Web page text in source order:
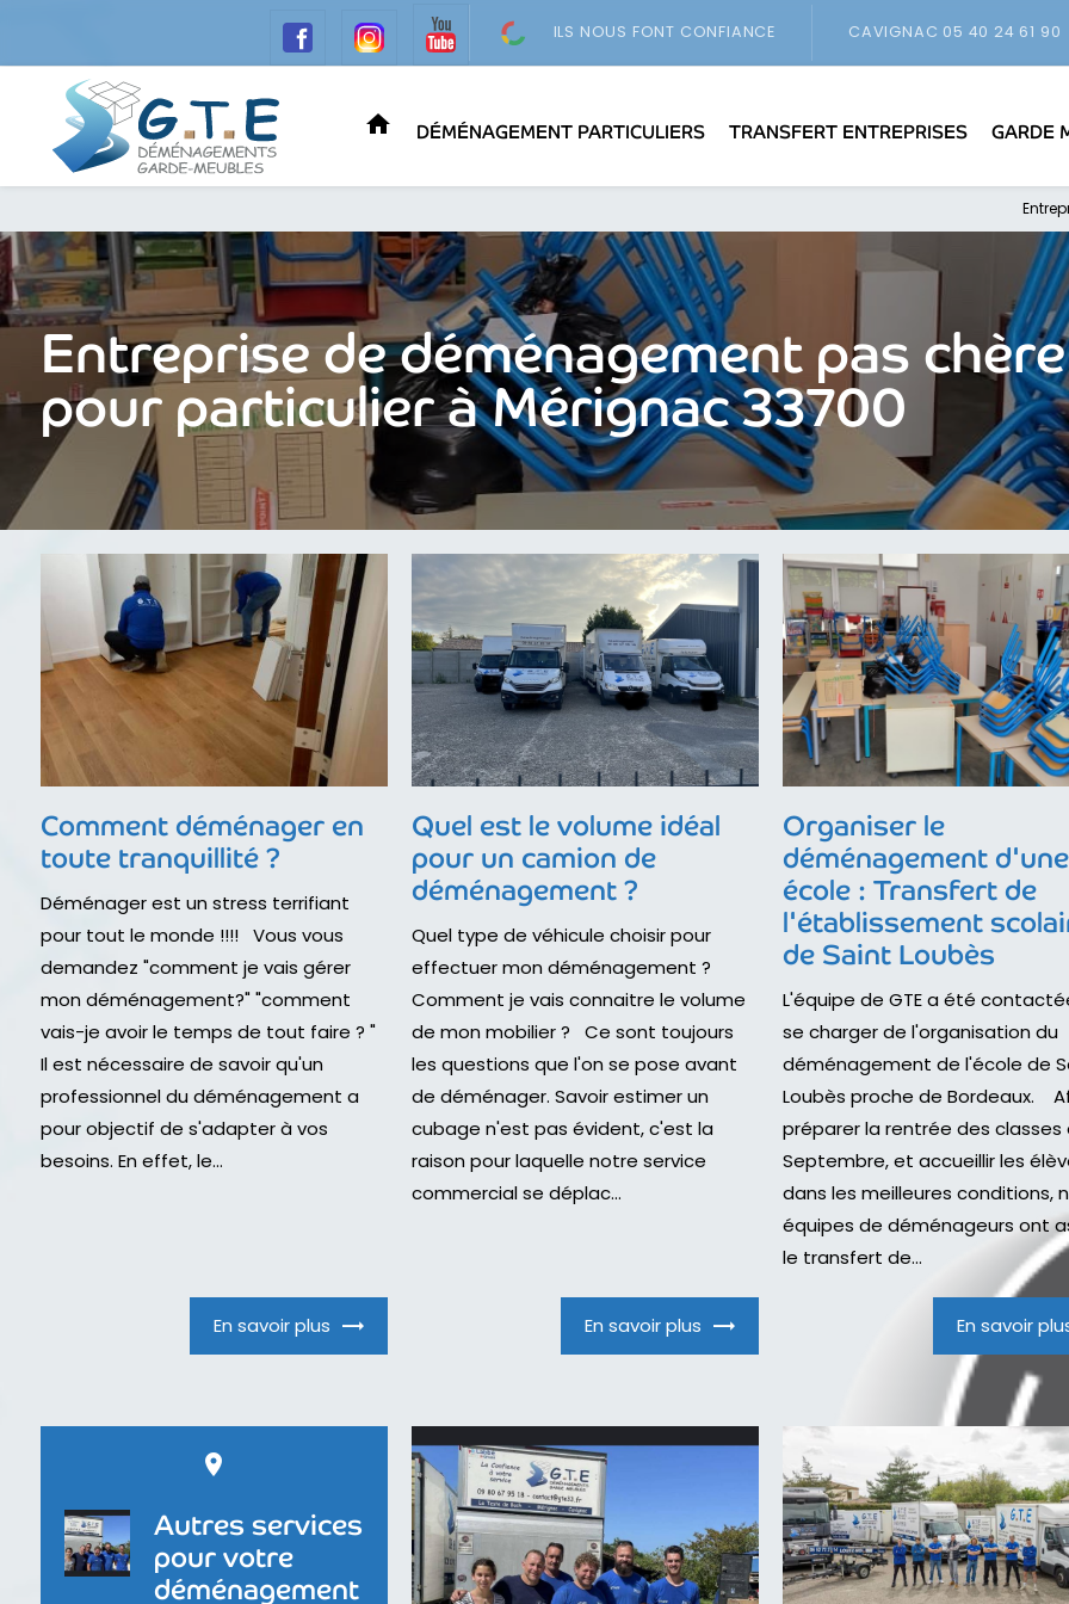
ILS NOUS FONT CONFIANCE CAVIGNAC 05 40 24 61 90
home DÉMÉNAGEMENT PARTICULIERS TRANSFERT ENTREPRISES GARDE
Entreprise de déménagement pas chère
pour particulier à Mérignac 33700
Comment déménager en
toute tranquillité ?
Déménager est un stress terrifiant
pour tout le monde !!!! Vous vous
demandez "comment je vais gérer
mon déménagement?" "comment
vais-je avoir le temps de tout faire ? "
Il est nécessaire de savoir qu'un
professionnel du déménagement a
pour objectif de s'adapter à vos
besoins. En effet, le...
En savoir plus
Quel est le volume idéal
pour un camion de
déménagement ?
Quel type de véhicule choisir pour
effectuer mon déménagement ?
Comment je vais connaitre le volume
de mon mobilier ? Ce sont toujours
les questions que l'on se pose avant
de déménager. Savoir estimer un
cubage n'est pas évident, c'est la
raison pour laquelle notre service
commercial se déplac...
En savoir plus
Organiser le
déménagement d'une
école : Transfert de
l'établissement
de Saint Loubès
L'équipe de GTE a été
se charger de l'organisation du
déménagement de l'école de
Loubès proche de Bordeaux.
préparer la rentrée des classes
Septembre, et accueillir les
dans les meilleures conditions,
équipes de déménageurs ont
le transfert de...
En savoir
place
Autres services
pour votre
déménagement